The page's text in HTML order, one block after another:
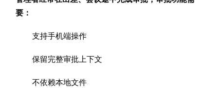
要：
支持手机端操作
保留完整审批上下文
不依赖本地文件